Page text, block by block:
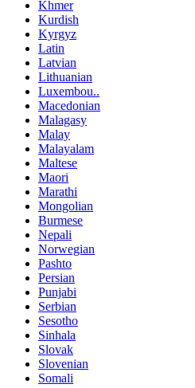
Khmer
Kurdish
Kyrgyz
Latin
Latvian
Lithuanian
Luxembou..
Macedonian
Malagasy
Malay
Malayalam
Maltese
Maori
Marathi
Mongolian
Burmese
Nepali
Norwegian
Pashto
Persian
Punjabi
Serbian
Sesotho
Sinhala
Slovak
Slovenian
Somali